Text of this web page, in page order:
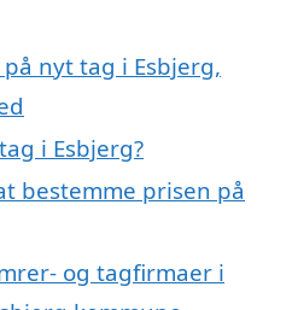
nyt tag i Esbjerg,
i Esbjerg?
bestemme prisen på
og tagfirmaer i